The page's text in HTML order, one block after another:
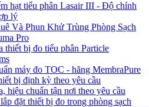
hạt tiểu phân Lasair III - Độ chính
lý
Và Phun Khử Trùng Phòng Sạch
Pro
thiết bị đo tiểu phân Particle
máy đo TOC - hãng MembraPure
bị định kỳ theo yêu cầu
hiệu chuẩn tận nơi theo yêu cầu
đặt thiết bị đo trong phòng sạch